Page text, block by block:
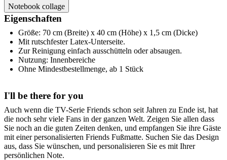
Notebook collage
Eigenschaften
Größe: 70 cm (Breite) x 40 cm (Höhe) x 1,5 cm (Dicke)
Mit rutschfester Latex-Unterseite.
Zur Reinigung einfach ausschütteln oder absaugen.
Nutzung: Innenbereiche
Ohne Mindestbestellmenge, ab 1 Stück
I'll be there for you
Auch wenn die TV-Serie Friends schon seit Jahren zu Ende ist, hat
die noch sehr viele Fans in der ganzen Welt. Zeigen Sie allen dass
Sie noch an die guten Zeiten denken, und empfangen Sie ihre Gäste
mit einer personalisierten Friends Fußmatte. Suchen Sie das Design
aus, dass Sie wünschen, und personalisieren Sie es mit Ihrer
persönlichen Note.